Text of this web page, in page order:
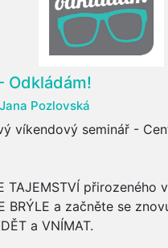
Odkládám!
Jana Pozlovská
víkendový seminář -
TAJEMSTVÍ přirozeného
BRÝLE a začněte se
a VNÍMAT.